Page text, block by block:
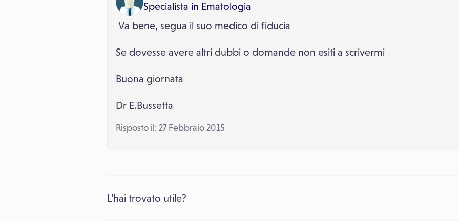
Specialista in Ematologia
Va bene, segua il suo medico di fiducia
Se dovesse avere altri dubbi o domande non esiti a scrivermi
Buona giornata
Dr E.Bussetta
Risposto il: 27 Febbraio 2015
L’hai trovato utile?